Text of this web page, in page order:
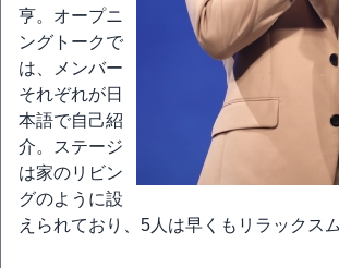
亨。オープニ
ングトークで
は、メンバー
それぞれが日
本語で自己紹
介。ステージ
は家のリビン
グのように設
えられており、5人は早くもリラックスム